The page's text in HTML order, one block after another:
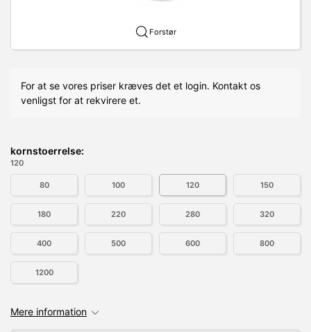
Forstør
For at se vores priser kræves det et login. Kontakt os
venligst for at rekvirere et.
kornstoerrelse:
120
80 100 120 150
180 220 280 320
400 500 600 800
1200
Mere information